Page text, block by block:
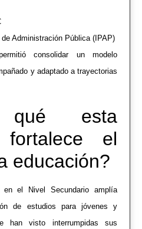
Administración Pública (IPAP)
consolidar un modelo
y adaptado a trayectorias
esta
fortalece el
educación?
el Nivel Secundario amplía
de estudios para jóvenes y
han visto interrumpidas sus